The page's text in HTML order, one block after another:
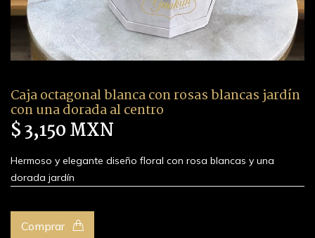
Caja octagonal blanca con rosas blancas jardín
con una dorada al centro
$ 3,150 MXN
Hermoso y elegante diseño floral con rosa blancas y una
dorada jardín
Comprar